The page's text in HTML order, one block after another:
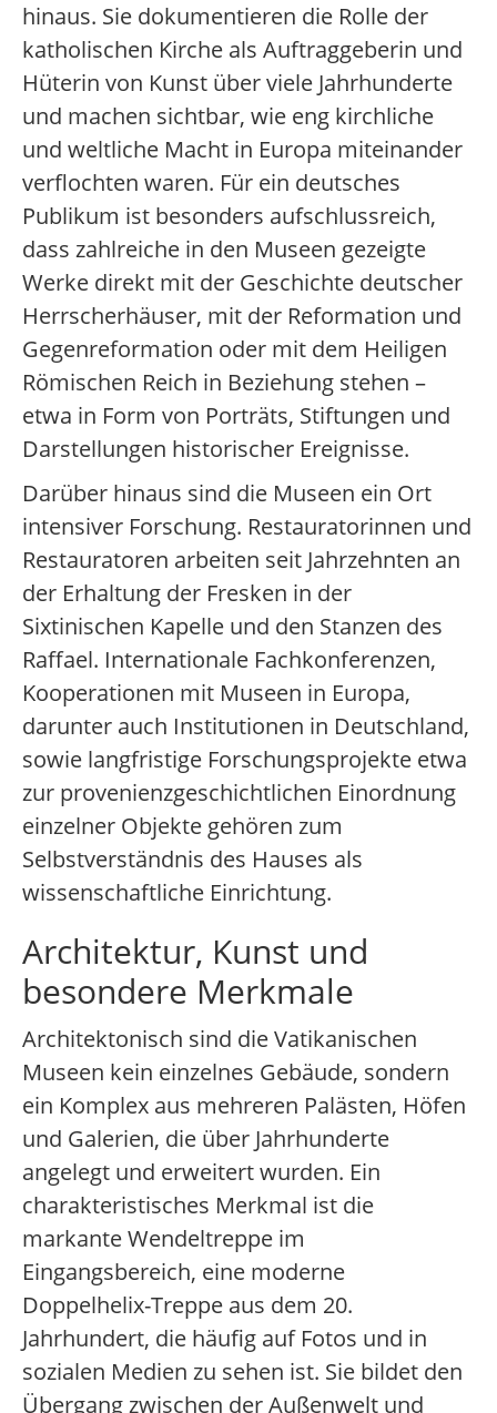
hinaus. Sie dokumentieren die Rolle der
katholischen Kirche als Auftraggeberin und
Hüterin von Kunst über viele Jahrhunderte
und machen sichtbar, wie eng kirchliche
und weltliche Macht in Europa miteinander
verflochten waren. Für ein deutsches
Publikum ist besonders aufschlussreich,
dass zahlreiche in den Museen gezeigte
Werke direkt mit der Geschichte deutscher
Herrscherhäuser, mit der Reformation und
Gegenreformation oder mit dem Heiligen
Römischen Reich in Beziehung stehen –
etwa in Form von Porträts, Stiftungen und
Darstellungen historischer Ereignisse.
Darüber hinaus sind die Museen ein Ort
intensiver Forschung. Restauratorinnen und
Restauratoren arbeiten seit Jahrzehnten an
der Erhaltung der Fresken in der
Sixtinischen Kapelle und den Stanzen des
Raffael. Internationale Fachkonferenzen,
Kooperationen mit Museen in Europa,
darunter auch Institutionen in Deutschland,
sowie langfristige Forschungsprojekte etwa
zur provenienzgeschichtlichen Einordnung
einzelner Objekte gehören zum
Selbstverständnis des Hauses als
wissenschaftliche Einrichtung.
Architektur, Kunst und
besondere Merkmale
Architektonisch sind die Vatikanischen
Museen kein einzelnes Gebäude, sondern
ein Komplex aus mehreren Palästen, Höfen
und Galerien, die über Jahrhunderte
angelegt und erweitert wurden. Ein
charakteristisches Merkmal ist die
markante Wendeltreppe im
Eingangsbereich, eine moderne
Doppelhelix-Treppe aus dem 20.
Jahrhundert, die häufig auf Fotos und in
sozialen Medien zu sehen ist. Sie bildet den
Übergang zwischen der Außenwelt und